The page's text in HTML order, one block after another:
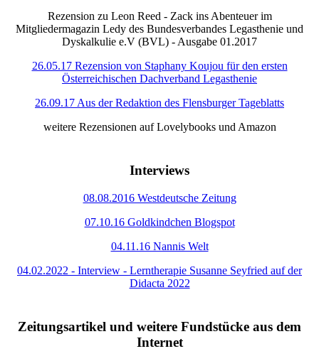
Rezension zu Leon Reed - Zack ins Abenteuer im
Mitgliedermagazin Ledy des Bundesverbandes Legasthenie und
Dyskalkulie e.V (BVL) - Ausgabe 01.2017
26.05.17 Rezension von Staphany Koujou für den ersten
Österreichischen Dachverband Legasthenie
26.09.17 Aus der Redaktion des Flensburger Tageblatts
weitere Rezensionen auf Lovelybooks und Amazon
Interviews
08.08.2016 Westdeutsche Zeitung
07.10.16 Goldkindchen Blogspot
04.11.16 Nannis Welt
04.02.2022 - Interview - Lerntherapie Susanne Seyfried auf der
Didacta 2022
Zeitungsartikel und weitere Fundstücke aus dem
Internet